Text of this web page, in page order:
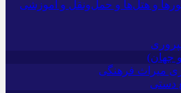
و هتل‌ها و حمل‌و‌نقل و آموزشی
جهان)
میراث فرهنگی
دستی